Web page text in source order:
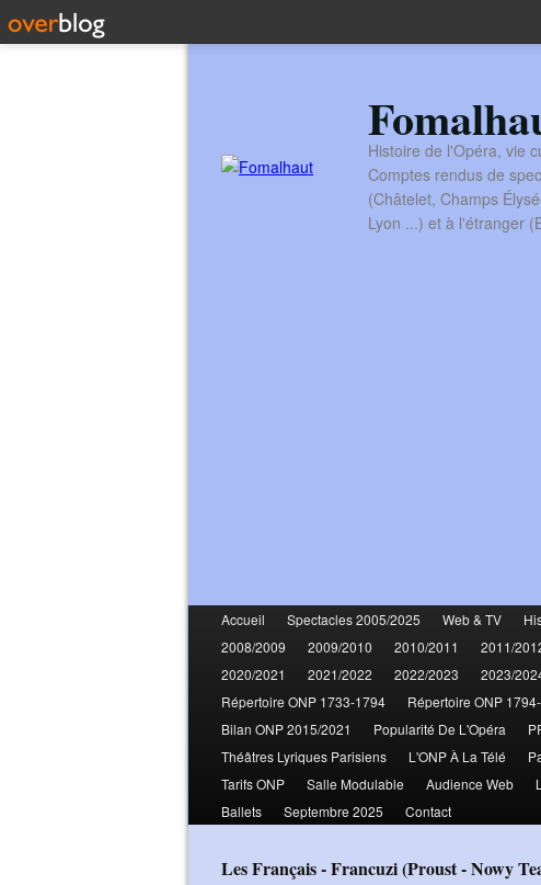
Histoire de l'Opéra, vie
Comptes rendus de
(Châtelet, Champs
Lyon ...) et à l'étranger
Accueil Spectacles 2005/2025 Web & TV
2008/2009
2009/2010 2010/2011 2011/
2020/2021
2021/2022 2022/2023 2023/
Répertoire ONP 1733-1794
Répertoire ONP
Bilan ONP 2015/2021
Popularité De L'Opéra
Théâtres Lyriques Parisiens
L'ONP À La Télé
Tarifs ONP
Salle Modulable Audience Web
Ballets
Septembre 2025 Contact
Les Français - Francuzi (Proust - Nowy